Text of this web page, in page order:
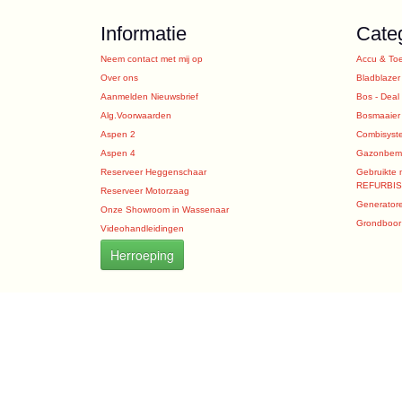
Informatie
Neem contact met mij op
Over ons
Aanmelden Nieuwsbrief
Alg.Voorwaarden
Aspen 2
Aspen 4
Reserveer Heggenschaar
Reserveer Motorzaag
Onze Showroom in Wassenaar
Videohandleidingen
Herroeping
Accu &
Bos - Deal
Bosmaaier
Gebruikte